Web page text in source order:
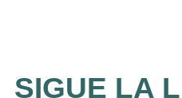
SIGUE LA